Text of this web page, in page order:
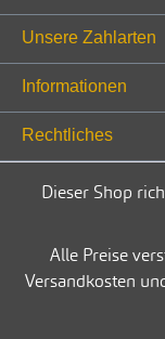
Unsere Zahlarten
Informationen
Rechtliches
Dieser Shop
Alle Preise
Versandkosten